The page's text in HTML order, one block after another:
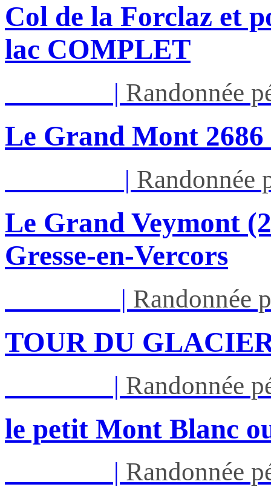
Col de la Forclaz et
lac COMPLET
| Randonnée
Le Grand Mont
| Randonnée
Le Grand Veymont
Gresse-en-Vercors
| Randonnée
TOUR DU
| Randonnée
le petit Mont Blanc
| Randonnée